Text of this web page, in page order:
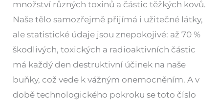
množství různých toxinů a částic těžkých kovů.
Naše tělo samozřejmě přijímá i užitečné látky,
ale statistické údaje jsou znepokojivé: až 70 %
škodlivých, toxických a radioaktivních částic
má každý den destruktivní účinek na naše
buňky, což vede k vážným onemocněním. A v
době technologického pokroku se toto číslo